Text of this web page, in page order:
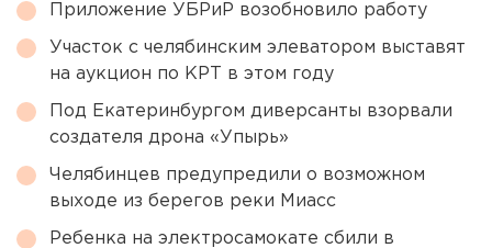
Приложение УБРиР возобновило работу
Участок с челябинским элеватором выставят
на аукцион по КРТ в этом году
Под Екатеринбургом диверсанты взорвали
создателя дрона «Упырь»
Челябинцев предупредили о возможном
выходе из берегов реки Миасс
Ребенка на электросамокате сбили в